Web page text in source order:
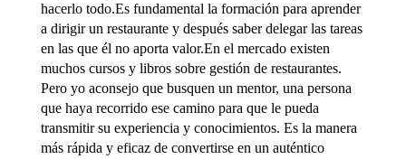
hacerlo todo.Es fundamental la formación para aprender
a dirigir un restaurante y después saber delegar las tareas
en las que él no aporta valor.En el mercado existen
muchos cursos y libros sobre gestión de restaurantes.
Pero yo aconsejo que busquen un mentor, una persona
que haya recorrido ese camino para que le pueda
transmitir su experiencia y conocimientos. Es la manera
más rápida y eficaz de convertirse en un auténtico